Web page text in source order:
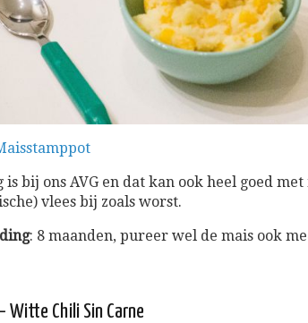
is bij ons AVG en dat kan ook heel goed
vlees bij zoals worst.
: 8 maanden, pureer wel de mais ook
Witte Chili Sin Carne